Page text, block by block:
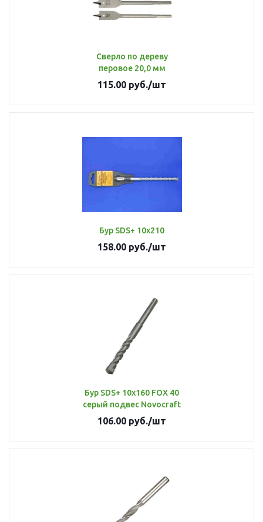
Сверло по дереву
перовое 20,0 мм
115.00 руб./шт
Бур SDS+ 10х210
158.00 руб./шт
Бур SDS+ 10х160 FOX 40
серый подвес Novocraft
106.00 руб./шт